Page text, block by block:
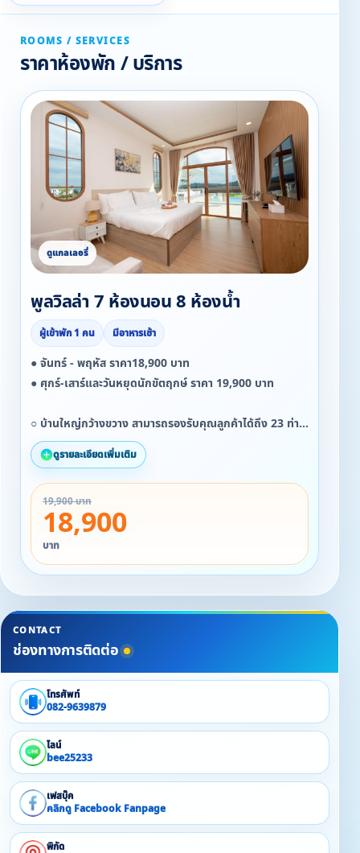
ROOMS / SERVICES
ราคาห้องพัก / บริการ
พูลวิลล่า 7 ห้องนอน 8 ห้องน้ำ
ผู้เข้าพัก 1 คน มีอาหารเช้า
● จันทร์ - พฤหัส ราคา18,900 บาท
● ศุกร์-เสาร์และวันหยุดนักขัตฤกษ์ ราคา 19,900 บาท
○ บ้านใหญ่กว้างขวาง สามารถรองรับคุณลูกค้าได้ถึง 23 ท่าน
○ในกรณีเข้าพักไม่ถึง 10 ท่าน เรามีราคาพิเศษให้นะคะ
• Set Welcome drink
• อาหารเช้า
• ข้าวต้ม หมู/ไก่
• กาแฟ โอวัลติน ขนมปัง
• น้ำดื่ม 4 แพ็ค
ดูรายละเอียดเพิ่มเติม
19,900 บาท
18,900
บาท
CONTACT
ช่องทางการติดต่อ
โทรศัพท์
082-9639879
ไลน์
bee25233
เฟสบุ๊ค
คลิกดู Facebook Fanpage
พิกัด